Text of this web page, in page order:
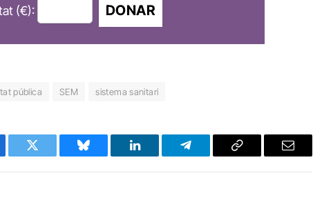
(€): DONAR
pública SEM sistema sanitari
Twitter Bluesky LinkedIn Telegram Copy
Email